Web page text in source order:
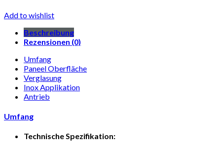
Add to wishlist
Beschreibung
Rezensionen (0)
Umfang
Paneel Oberfläche
Verglasung
Inox Applikation
Antrieb
Umfang
Technische Spezifikation: